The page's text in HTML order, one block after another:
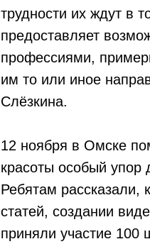
трудности их ждут в
предоставляет
профессиями,
им то или иное
Слёзкина.
12 ноября в Омске
красоты особый упор
Ребятам рассказали,
статей, создании
приняли участие 100